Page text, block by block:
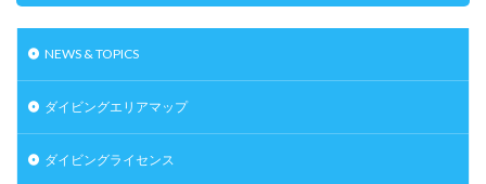
NEWS & TOPICS
ダイビングエリアマップ
ダイビングライセンス